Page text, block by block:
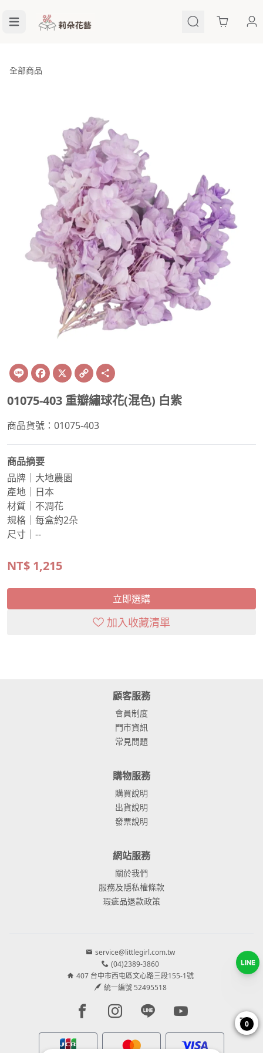
Cart
全部商品
Line Facebook
X Copy
Link
01075-403 重瓣繡球花(混色) 白紫
商品貨號：01075-403
商品摘要
品牌｜大地農園
產地｜日本
材質｜不凋花
規格｜每盒約2朵
尺寸｜--
NT$ 1,215
立即選購
加入收藏清單
顧客服務
會員制度
門市資訊
常見問題
購物服務
購買說明
出貨說明
發票說明
網站服務
關於我們
服務及隱私權條款
瑕疵品退款政策
service@littlegirl.com.tw
(04)2389-3860
407 台中市西屯區文心路三段155-1號
統一編號 52495518
Facebook page
Instagram page
Line pageYoutube page
0